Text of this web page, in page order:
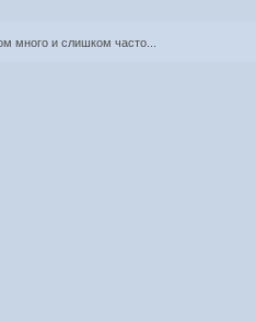
много и слишком часто...